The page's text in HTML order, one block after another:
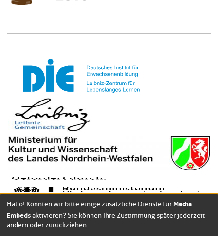
Hallo! Könnten wir bitte einige zusätzliche Dienste für Media
Embedsaktivieren? Sie können Ihre Zustimmung später jederzeit
ändern oder zurückziehen.